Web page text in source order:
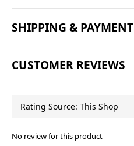
SHIPPING & PAYMENT
CUSTOMER REVIEWS
No review for this product